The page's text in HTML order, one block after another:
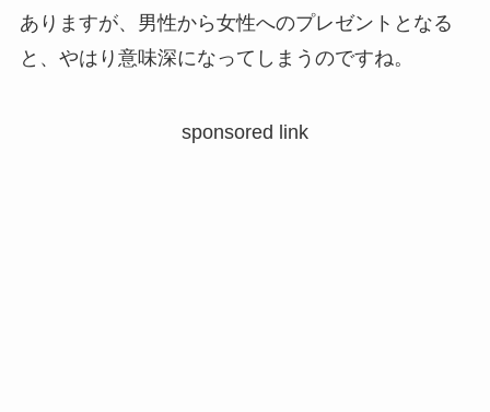
ありますが、男性から女性へのプレゼントとなる
と、やはり意味深になってしまうのですね。
sponsored link